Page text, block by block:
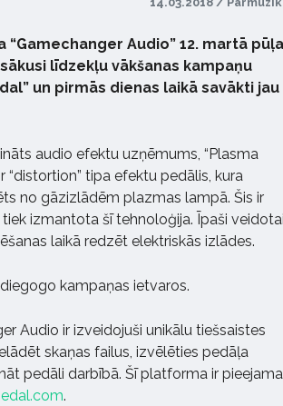
Audio” 12. martā pūļa
līdzekļu vākšanas kampaņu
un pirmās dienas laikā savākti jau
audio efektu uzņēmums, “Plasma
“distortion” tipa efektu pedālis, kura
no gāzizlādēm plazmas lampā. Šis ir
izmantota šī tehnoloģija. Īpaši
laikā redzēt elektriskās izlādes.
kampaņas ietvaros.
Audio ir izveidojuši unikālu tiešsaistes
skaņas failus, izvēlēties pedāļa
pedāli darbībā. Šī platforma ir pieejama
.